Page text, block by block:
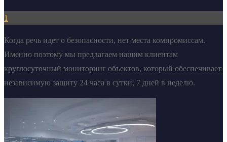
1
Когда речь идет о безопасности, нет места компромиссам.
Именно поэтому мы предлагаем нашим клиентам
круглосуточный мониторинг объектов, который обеспечивает
независимую защиту 24 часа в сутки, 7 дней в неделю.